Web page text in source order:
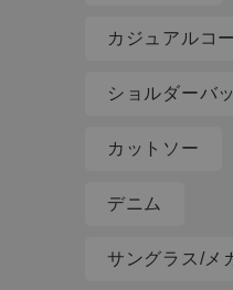
カジュアルコ
ショルダーバ
カットソー
デニム
サングラス/メ